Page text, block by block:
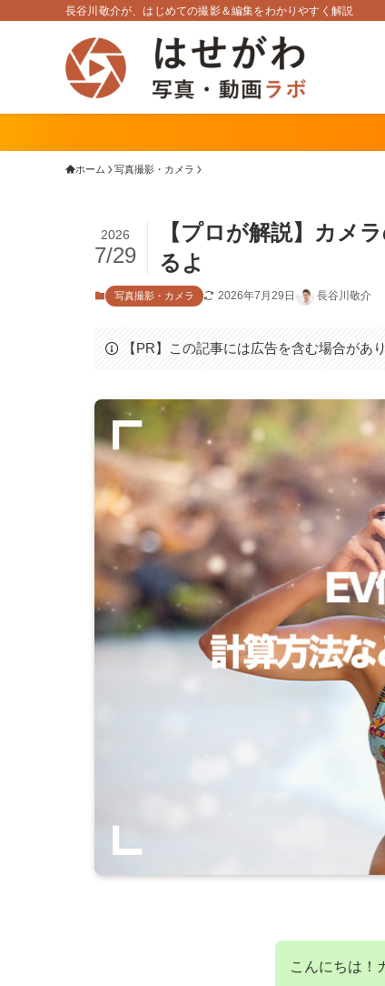
長谷川敬介が、はじめての撮影＆編集をわかりやすく解説
ホーム 写真撮影・カメラ
【プロが解説】カメ
るよ
2026
7/29
写真撮影・カメラ 2026年7月29日 長谷川敬介
【PR】この記事には広告を含む場合があり
こんにちは！